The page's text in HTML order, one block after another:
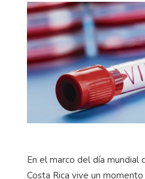
En el marco del día mundial
Costa Rica vive un